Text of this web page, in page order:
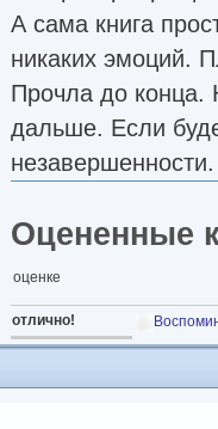
А сама книга
никаких эмоций.
Прочла до конца.
дальше. Если
Оцененные
отлично!